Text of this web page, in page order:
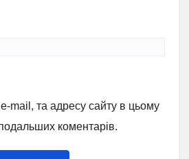
mail, та адресу сайту в цьому
коментарів.